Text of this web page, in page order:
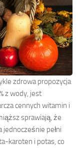
zdrowa propozycja
z wody, jest
cennych witamin i
sprawiają, że
jednocześnie pełni
karoten i potas, co